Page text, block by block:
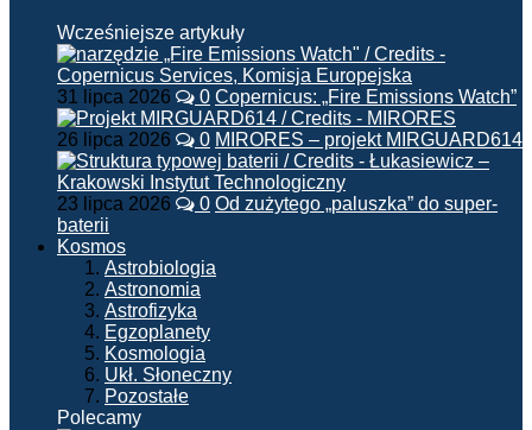
Wcześniejsze artykuły
31 lipca 2026 0 Copernicus: „Fire Emissions Watch”
26 lipca 2026 0 MIRORES – projekt MIRGUARD614
23 lipca 2026 0 Od zużytego „paluszka” do super-
baterii
Kosmos
Astrobiologia
Astronomia
Astrofizyka
Egzoplanety
Kosmologia
Ukł. Słoneczny
Pozostałe
Polecamy